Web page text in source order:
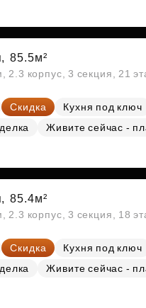
85.5м²
2.3 корпус, 3 секция, 21
Скидка Кухня под ключ
Живите сейчас -
85.4м²
2.3 корпус, 3 секция, 18
Скидка Кухня под ключ
Живите сейчас -